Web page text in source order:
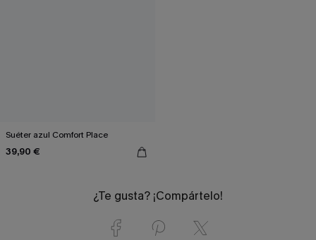
Suéter azul Comfort Place
39,90 €
¿Te gusta? ¡Compártelo!